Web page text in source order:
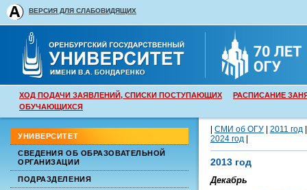
ВЕРСИЯ ДЛЯ СЛАБОВИДЯЩИХ
ХОД ПОДАЧИ ЗАЯВЛЕНИЙ, СПИСКИ ПОСТУПАЮЩИХ
РАСПИСАНИЕ
ОБУЧАЮЩИХСЯ
УНИВЕРСИТЕТ
СВЕДЕНИЯ ОБ ОБРАЗОВАТЕЛЬНОЙ
ОРГАНИЗАЦИИ
ПОДРАЗДЕЛЕНИЯ
СМИ об ОГУ 2011 год
2024 год
2013 год
Декабрь